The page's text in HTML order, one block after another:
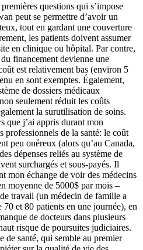
questions qui s’impose
peut se permettre d’avoir un
tout en gardant une couverture
les patients doivent assumer
en clinique ou hôpital. Par contre,
financement devienne une
est relativement bas (environ 5
en sont exemptes. Également,
de dossiers médicaux
seulement réduit les coûts
la surutilisation de soins.
que j’ai appris durant mon
professionnels de la santé: le coût
peu onéreux (alors qu’au Canada,
dépenses reliés au système de
surchargés et sous-payés. Il
mon échange de voir des médecins
moyenne de 5000$ par mois –
travail (un médecin de famille a
et 80 patients en une journée), en
de docteurs dans plusieurs
risque de poursuites judiciaires.
de santé, qui semble au premier